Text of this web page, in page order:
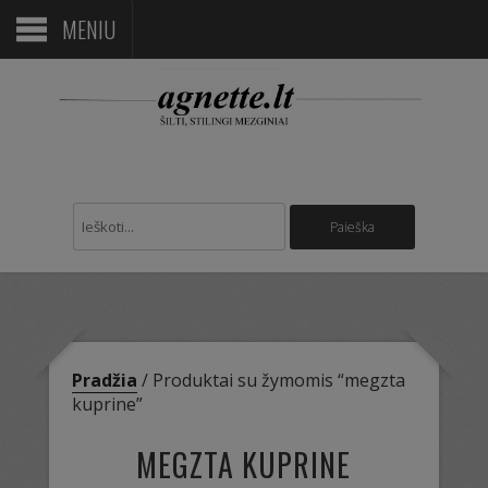
MENIU
Pradžia / Produktai su žymomis “megzta
kuprine”
MEGZTA KUPRINE